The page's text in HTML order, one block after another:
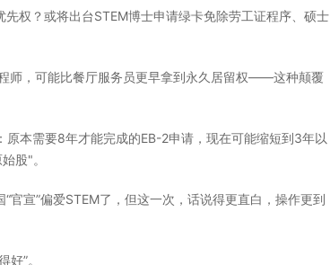
权？或将出台STEM博士申请绿卡免除劳工证程序、硕士
师，可能比餐厅服务员更早拿到永久居留权——这种颠覆
本需要8年才能完成的EB-2申请，现在可能缩短到3年以
股"。
官宣”偏爱STEM了，但这一次，话说得更直白，操作更到
”。